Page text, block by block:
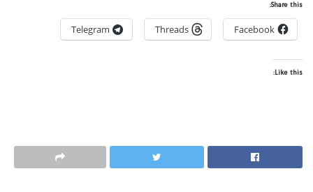
Share this:
Facebook
Threads
Telegram
Like this: